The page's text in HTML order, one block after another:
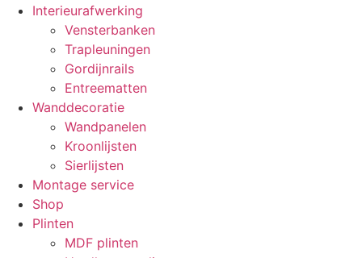
Interieurafwerking
Vensterbanken
Trapleuningen
Gordijnrails
Entreematten
Wanddecoratie
Wandpanelen
Kroonlijsten
Sierlijsten
Montage service
Shop
Plinten
MDF plinten